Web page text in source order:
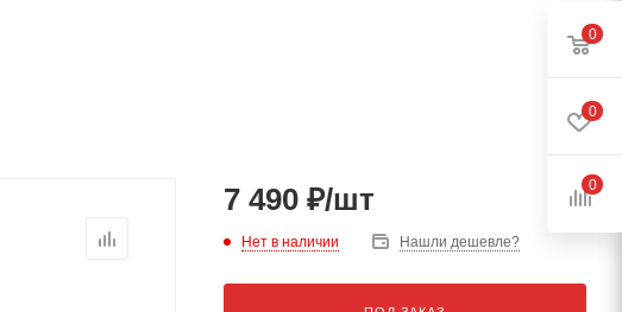
7 490 ₽/шт
Нет в наличии Нашли дешевле?
0
0
0